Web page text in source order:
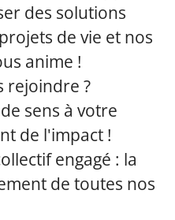
des solutions
de vie et nos
anime !
rejoindre ?
sens à votre
de l'impact !
engagé : la
de toutes nos